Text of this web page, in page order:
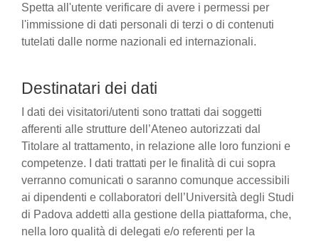
Spetta all'utente verificare di avere i permessi per
l'immissione di dati personali di terzi o di contenuti
tutelati dalle norme nazionali ed internazionali.
Destinatari dei dati
I dati dei visitatori/utenti sono trattati dai soggetti
afferenti alle strutture dell’Ateneo autorizzati dal
Titolare al trattamento, in relazione alle loro funzioni e
competenze. I dati trattati per le finalità di cui sopra
verranno comunicati o saranno comunque accessibili
ai dipendenti e collaboratori dell’Università degli Studi
di Padova addetti alla gestione della piattaforma, che,
nella loro qualità di delegati e/o referenti per la